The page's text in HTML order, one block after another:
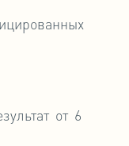
от 6